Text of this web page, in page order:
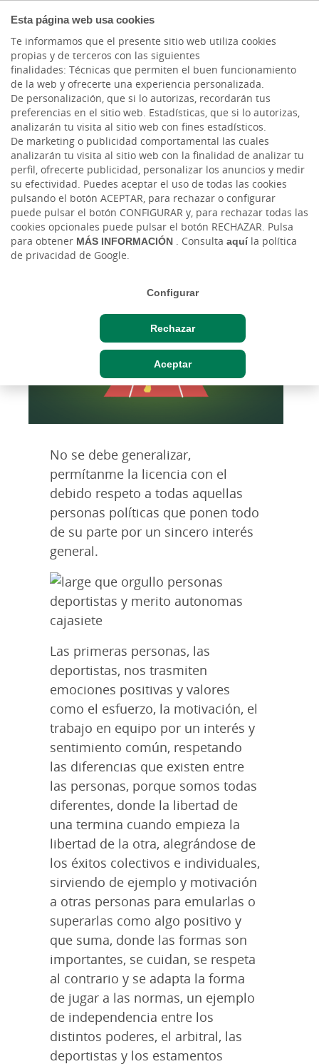
Esta página web usa cookies
Te informamos que el presente sitio web utiliza cookies
propias y de terceros con las siguientes
finalidades: Técnicas que permiten el buen funcionamiento
de la web y ofrecerte una experiencia personalizada.
De personalización, que si lo autorizas, recordarán tus
preferencias en el sitio web. Estadísticas, que si lo autorizas,
analizarán tu visita al sitio web con fines estadísticos.
De marketing o publicidad comportamental las cuales
analizarán tu visita al sitio web con la finalidad de analizar tu
perfil, ofrecerte publicidad, personalizar los anuncios y medir
su efectividad. Puedes aceptar el uso de todas las cookies
pulsando el botón ACEPTAR, para rechazar o configurar
puede pulsar el botón CONFIGURAR y, para rechazar todas las
cookies opcionales puede pulsar el botón RECHAZAR. Pulsa
para obtener MÁS INFORMACIÓN . Consulta aquíla política
de privacidad de Google.
Configurar
Rechazar
Aceptar
Actualidad
Qué orgullo de personas
deportistas y mérito de
personas autónomas
Mar, 20/08/2024 - 12:00
No se debe generalizar,
permítanme la licencia con el
debido respeto a todas aquellas
personas políticas que ponen todo
de su parte por un sincero interés
general.
Las primeras personas, las
deportistas, nos trasmiten
emociones positivas y valores
como el esfuerzo, la motivación, el
trabajo en equipo por un interés y
sentimiento común, respetando
las diferencias que existen entre
las personas, porque somos todas
diferentes, donde la libertad de
una termina cuando empieza la
libertad de la otra, alegrándose de
los éxitos colectivos e individuales,
sirviendo de ejemplo y motivación
a otras personas para emularlas o
superarlas como algo positivo y
que suma, donde las formas son
importantes, se cuidan, se respeta
al contrario y se adapta la forma
de jugar a las normas, un ejemplo
de independencia entre los
distintos poderes, el arbitral, las
deportistas y los estamentos